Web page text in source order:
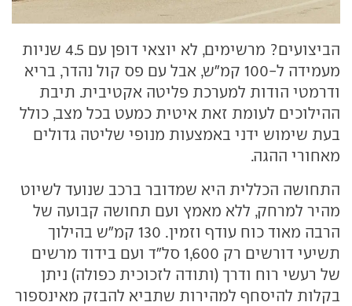
הביצועים? מרשימים, לא יוצאי דופן עם 4.5 שניות
מעמידה ל-100 קמ"ש, אבל עם פס קול נהדר, בריא
ודרמטי הודות למערכת פליטה אקטיבית. תיבת
ההילוכים לעומת זאת איטית כמעט בכל מצב, כולל
בעת שימוש ידני באמצעות מנופי שליטה גדולים
מאחורי ההגה.
התחושה הכללית היא שמדובר ברכב שנועד לשיוט
מהיר למרחק, ללא מאמץ ועם תחושה קבועה של
הרבה מאוד כוח עודף וזמין. 130 קמ"ש בהילוך
תשיעי דורשים רק 1,600 סל"ד ועם בידוד מרשים
של רעשי רוח ודרך (ותודה לזכוכית כפולה) ניתן
בקלות להיסחף למהירות שתביא להבזק מאינספור